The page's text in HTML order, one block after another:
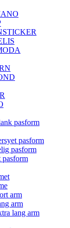
pasform
pasform
pasform
arm
arm
lang arm